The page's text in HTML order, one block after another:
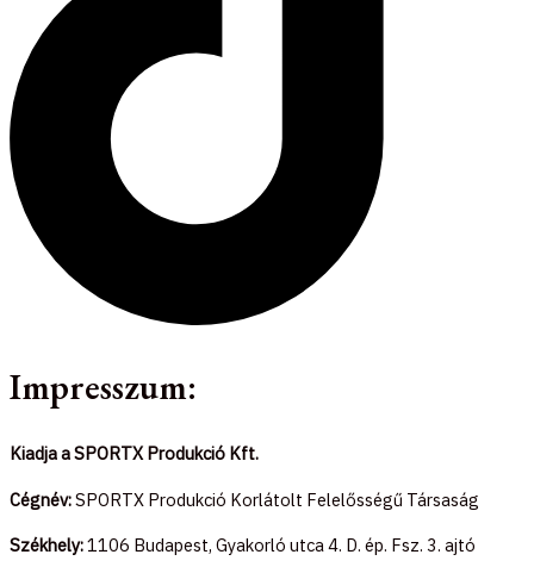
Impresszum:
Kiadja a SPORTX Produkció Kft.
Cégnév:SPORTX Produkció Korlátolt Felelősségű Társaság
Székhely:1106 Budapest, Gyakorló utca 4. D. ép. Fsz. 3. ajtó